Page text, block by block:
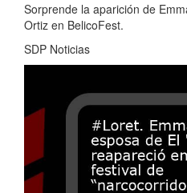
Sorprende la aparición de
Ortiz en BelicoFest.
SDP Noticias